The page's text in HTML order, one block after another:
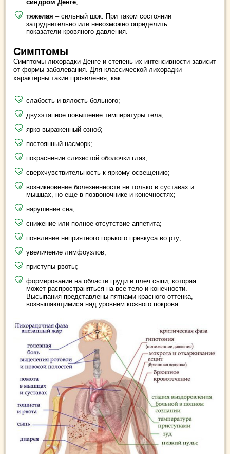
синдром Денге;
тяжелая – сильный шок. При таком состоянии
затруднительно или невозможно определить
показатели кровяного давления.
Симптомы
Симптомы лихорадки Денге и степень их интенсивности зависит
от формы заболевания. Для классической лихорадки
характерны такие проявления, как:
слабость и вялость больного;
двухэтапное повышение температуры тела;
ярко выраженный озноб;
постоянный насморк;
покраснение слизистой оболочки глаз;
сверхчувствительность к яркому освещению;
возникновение болезненности не только в суставах и
мышцах, но еще в позвоночнике и конечностях;
нарушение сна;
снижение или полное отсутствие аппетита;
появление неприятного горького привкуса во рту;
увеличение лимфоузлов;
приступы рвоты;
формирование на области груди и плеч сыпи, которая
может распространяться на все тело и конечности.
Высыпания представлены пятнами красного оттенка,
возвышающимися над уровнем кожного покрова.